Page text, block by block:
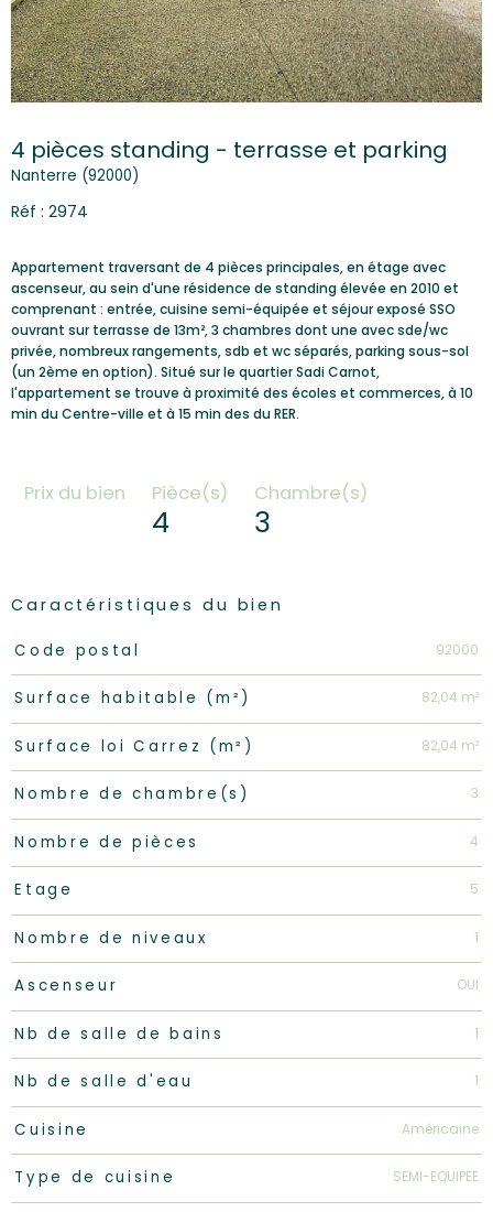
4 pièces standing - terrasse et parking
Nanterre (92000)
Réf : 2974
Appartement traversant de 4 pièces principales, en étage avec
ascenseur, au sein d'une résidence de standing élevée en 2010 et
comprenant : entrée, cuisine semi-équipée et séjour exposé SSO
ouvrant sur terrasse de 13m², 3 chambres dont une avec sde/wc
privée, nombreux rangements, sdb et wc séparés, parking sous-sol
(un 2ème en option). Situé sur le quartier Sadi Carnot,
l'appartement se trouve à proximité des écoles et commerces, à 10
min du Centre-ville et à 15 min des du RER.
Prix du bien Pièce(s)
4
Chambre(s)
3
Caractéristiques du bien
Caractéristiques Valeurs
Code postal 92000
Surface habitable (m²) 82,04 m²
Surface loi Carrez (m²) 82,04 m²
Nombre de chambre(s) 3
Nombre de pièces 4
Etage 5
Nombre de niveaux 1
Ascenseur OUI
Nb de salle de bains 1
Nb de salle d'eau 1
Cuisine Américaine
Type de cuisine SEMI-EQUIPEE